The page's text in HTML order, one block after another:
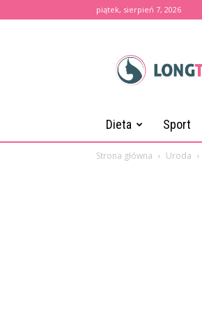
piątek, sierpień 7, 2026
Dieta Sport
Strona główna Uroda